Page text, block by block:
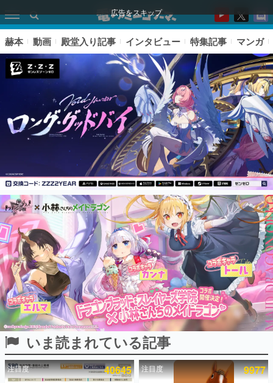
広告をスキップ
ピックアップ
電ファミのいま読まれている記事ランキング
アプリセール情報
インタビュー
連載・特集一覧
殿堂入り記事
SNS拡散数が数千以上！ ページビュー数万以上！ などな
ど。多くの人々に読まれた、電ファミ渾身の“殿堂入り”記
事をまとめました。
赫本 動画 殿堂入り記事 インタビュー 特集記事 マンガ
いま読まれている記事
注目度 40645 注目度 9977